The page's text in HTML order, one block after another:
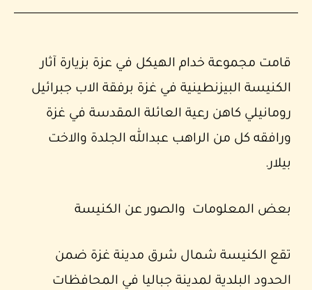
قامت مجموعة خدام الهيكل في عزة بزيارة آثار
الكنيسة البيزنطينية في غزة برفقة الاب جبرائيل
رومانيلي كاهن رعية العائلة المقدسة في غزة
ورافقه كل من الراهب عبدالله الجلدة والاخت
بيلار.
بعض المعلومات والصور عن الكنيسة
تقع الكنيسة شمال شرق مدينة غزة ضمن
الحدود البلدية لمدينة جباليا في المحافظات